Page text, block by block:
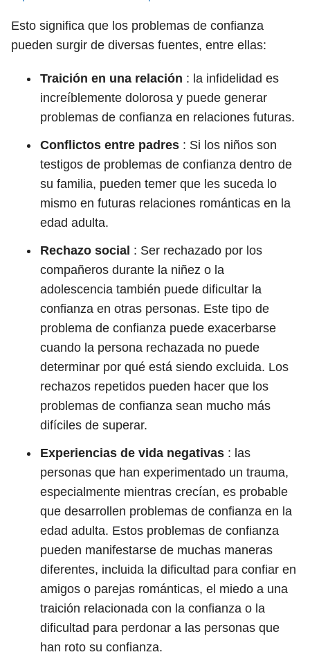
Esto significa que los problemas de confianza
pueden surgir de diversas fuentes, entre ellas:
Traición en una relación : la infidelidad es
increíblemente dolorosa y puede generar
problemas de confianza en relaciones futuras.
Conflictos entre padres : Si los niños son
testigos de problemas de confianza dentro de
su familia, pueden temer que les suceda lo
mismo en futuras relaciones románticas en la
edad adulta.
Rechazo social : Ser rechazado por los
compañeros durante la niñez o la
adolescencia también puede dificultar la
confianza en otras personas. Este tipo de
problema de confianza puede exacerbarse
cuando la persona rechazada no puede
determinar por qué está siendo excluida. Los
rechazos repetidos pueden hacer que los
problemas de confianza sean mucho más
difíciles de superar.
Experiencias de vida negativas : las
personas que han experimentado un trauma,
especialmente mientras crecían, es probable
que desarrollen problemas de confianza en la
edad adulta. Estos problemas de confianza
pueden manifestarse de muchas maneras
diferentes, incluida la dificultad para confiar en
amigos o parejas románticas, el miedo a una
traición relacionada con la confianza o la
dificultad para perdonar a las personas que
han roto su confianza.